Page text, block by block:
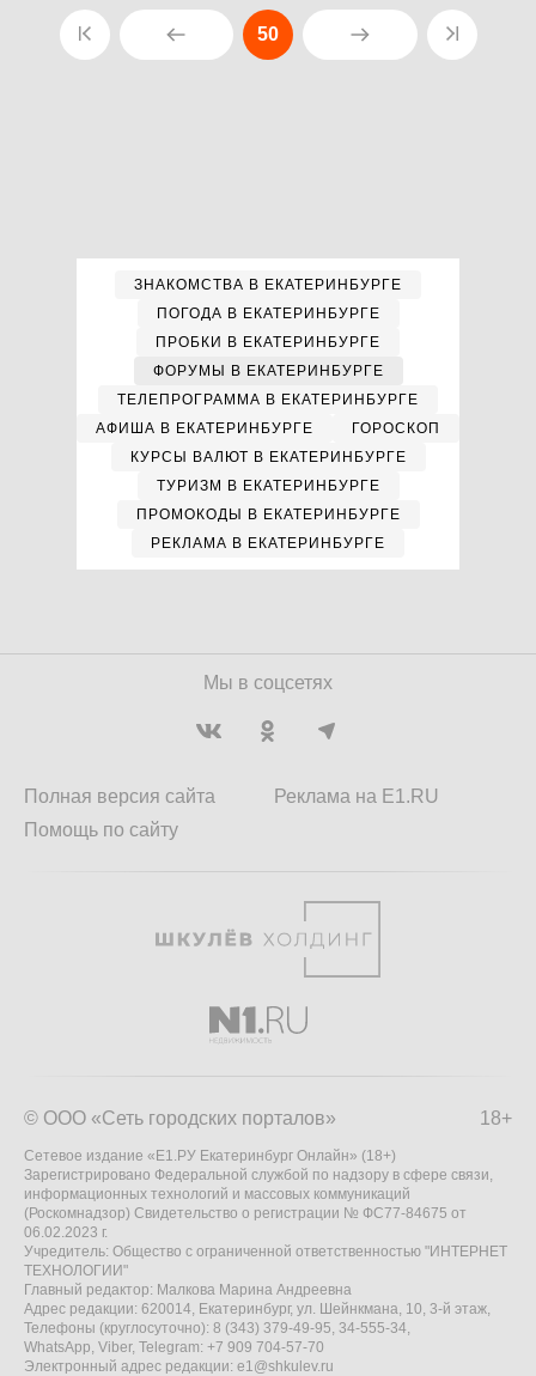
50
ЗНАКОМСТВА В ЕКАТЕРИНБУРГЕ
ПОГОДА В ЕКАТЕРИНБУРГЕ
ПРОБКИ В ЕКАТЕРИНБУРГЕ
ФОРУМЫ В ЕКАТЕРИНБУРГЕ
ТЕЛЕПРОГРАММА В ЕКАТЕРИНБУРГЕ
АФИША В ЕКАТЕРИНБУРГЕ
ГОРОСКОП
КУРСЫ ВАЛЮТ В ЕКАТЕРИНБУРГЕ
ТУРИЗМ В ЕКАТЕРИНБУРГЕ
ПРОМОКОДЫ В ЕКАТЕРИНБУРГЕ
РЕКЛАМА В ЕКАТЕРИНБУРГЕ
Мы в соцсетях
Полная версия сайта
Помощь по сайту
Реклама на E1.RU
18+
© ООО «Сеть городских порталов»
Сетевое издание «Е1.РУ Екатеринбург Онлайн» (18+)
Зарегистрировано Федеральной службой по надзору в сфере связи,
информационных технологий и массовых коммуникаций
(Роскомнадзор) Свидетельство о регистрации № ФС77-84675 от
06.02.2023 г.
Учредитель: Общество с ограниченной ответственностью "ИНТЕРНЕТ
ТЕХНОЛОГИИ"
Главный редактор: Малкова Марина Андреевна
Адрес редакции: 620014, Екатеринбург, ул. Шейнкмана, 10, 3-й этаж,
Телефоны (круглосуточно): 8 (343) 379-49-95, 34-555-34,
WhatsApp, Viber, Telegram: +7 909 704-57-70
Электронный адрес редакции: e1@shkulev.ru